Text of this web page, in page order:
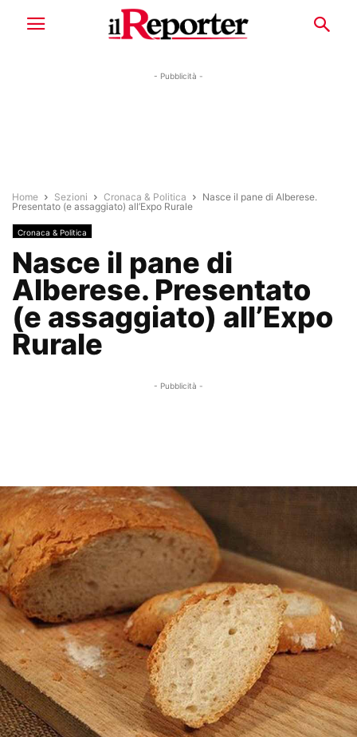
- Pubblicità -
Home Sezioni Cronaca & Politica
Nasce il pane di Alberese.
Presentato (e assaggiato) all’Expo Rurale
Cronaca & Politica
Nasce il pane di
Alberese. Presentato
(e assaggiato) all’Expo
Rurale
- Pubblicità -